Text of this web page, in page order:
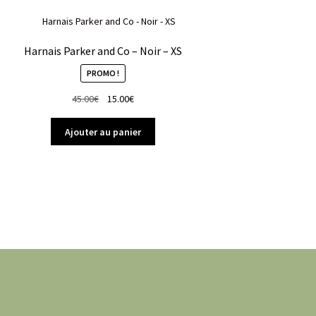
Harnais Parker and Co – Noir – XS
PROMO !
45.00€
Le
initial
était :
15.00€Le
actuel
est :
Ajouter au panier